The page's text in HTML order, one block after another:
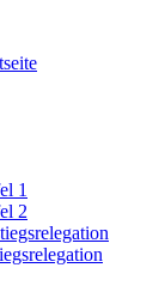
1
2